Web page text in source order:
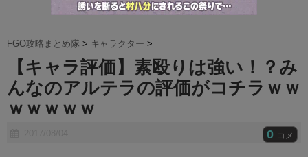
FGO攻略まとめ隊 > キャラクター >
【キャラ評価】素殴りは強い！？み
んなのアルテラの評価がコチラｗｗ
ｗｗｗｗｗ
0 コメ